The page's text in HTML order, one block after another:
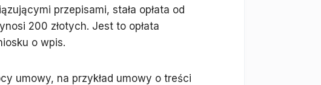
przepisami, stała opłata od
200 złotych. Jest to opłata
o wpis.
umowy, na przykład umowy o treści